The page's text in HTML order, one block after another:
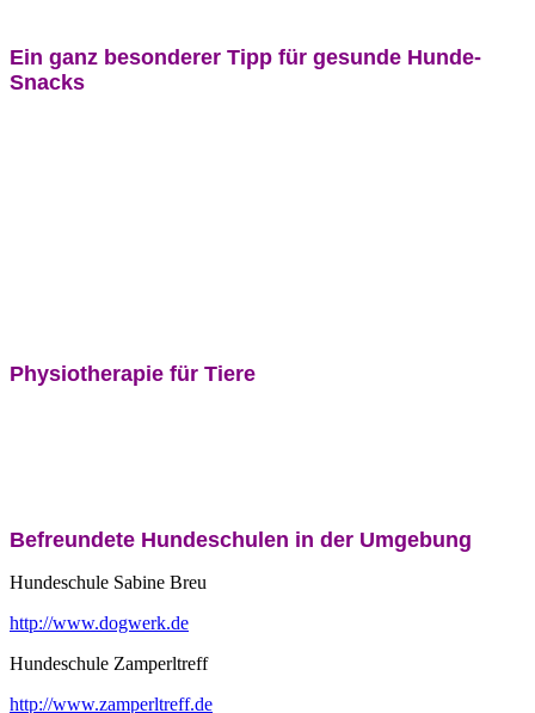
Ein ganz besonderer Tipp für gesunde Hunde-
Snacks
Physiotherapie für Tiere
Befreundete Hundeschulen in der Umgebung
Hundeschule Sabine Breu
http://www.dogwerk.de
Hundeschule Zamperltreff
http://www.zamperltreff.de